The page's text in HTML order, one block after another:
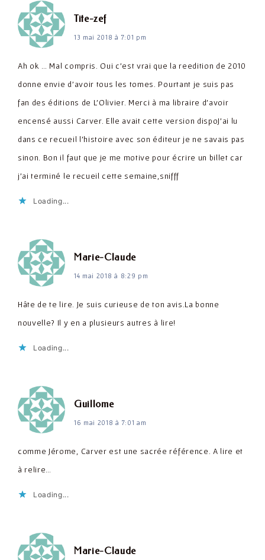
Tite-zefdit :
13 mai 2018 à 7:01 pm
Ah ok … Mal compris. Oui c'est vrai que la reedition de 2010
donne envie d'avoir tous les tomes. Pourtant je suis pas
fan des éditions de L'Olivier. Merci à ma libraire d'avoir
encensé aussi Carver. Elle avait cette version dispoJ'ai lu
dans ce recueil l'histoire avec son éditeur je ne savais pas
sinon. Bon il faut que je me motive pour écrire un billet car
j'ai terminé le recueil cette semaine,snifff
Loading...
Marie-Claudedit :
14 mai 2018 à 8:29 pm
Hâte de te lire. Je suis curieuse de ton avis.La bonne
nouvelle? Il y en a plusieurs autres à lire!
Loading...
Guillomedit :
16 mai 2018 à 7:01 am
comme Jérome, Carver est une sacrée référence. A lire et
à relire…
Loading...
Marie-Claudedit :